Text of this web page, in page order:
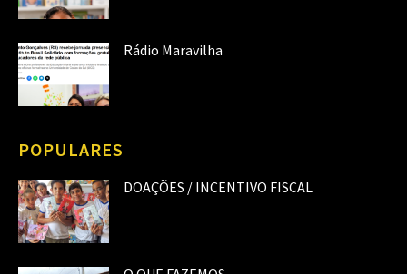
Rádio Maravilha
POPULARES
DOAÇÕES / INCENTIVO FISCAL